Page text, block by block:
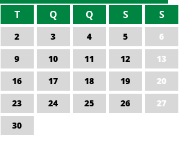
T Q Q S S
2 3 4 5
6
9 10 11 12
13
16 17 18 19
20
23 24 25 26
27
30